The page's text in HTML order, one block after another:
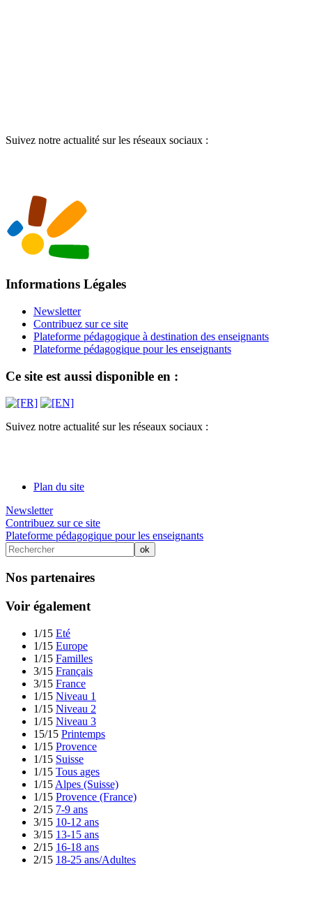
Suivez notre actualité sur les réseaux sociaux :
Informations Légales
Newsletter
Contribuez sur ce site
Plateforme pédagogique à destination des enseignants
Plateforme pédagogique pour les enseignants
Ce site est aussi disponible en :
Suivez notre actualité sur les réseaux sociaux :
Plan du site
Newsletter
Contribuez sur ce site
Plateforme pédagogique pour les enseignants
Nos partenaires
Voir également
1/15 Eté
1/15 Europe
1/15 Familles
3/15 Français
3/15 France
1/15 Niveau 1
1/15 Niveau 2
1/15 Niveau 3
15/15 Printemps
1/15 Provence
1/15 Suisse
1/15 Tous ages
1/15 Alpes (Suisse)
1/15 Provence (France)
2/15 7-9 ans
3/15 10-12 ans
3/15 13-15 ans
2/15 16-18 ans
2/15 18-25 ans/Adultes